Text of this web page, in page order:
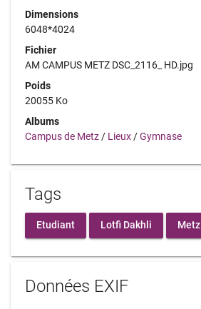
Dimensions
6048*4024
Fichier
AM CAMPUS METZ DSC_2116_ HD.jpg
Poids
20055 Ko
Albums
Campus de Metz / Lieux /Gymnase
Tags
Etudiant Lotfi Dakhli Metz
Données EXIF